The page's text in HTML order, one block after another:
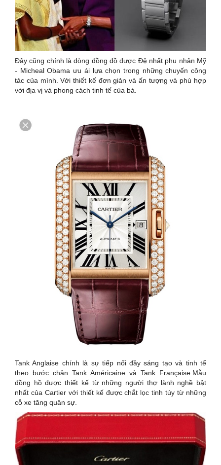
Đây cũng chính là dòng đồng đồ được Đệ nhất phu nhân Mỹ
- Micheal Obama ưu ái lựa chọn trong những chuyến công
tác của mình. Với thiết kế đơn giản và ấn tượng và phù hợp
với địa vị và phong cách tinh tế của bà.
Tank Anglaise chính là sự tiếp nối đầy sáng tạo và tinh tế
theo bước chân Tank Américaine và Tank Française.Mẫu
đồng hồ được thiết kế từ những người thợ lành nghề bật
nhất của Cartier với thiết kế được chắt lọc tinh túy từ những
cỗ xe tăng quân sự.